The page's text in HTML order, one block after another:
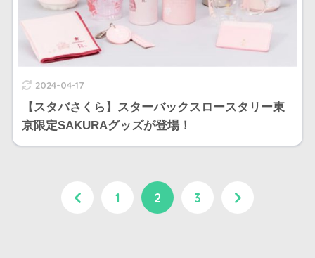
2024-04-17
【スタバさくら】スターバックスロースタリー東
京限定SAKURAグッズが登場！
1 2 3